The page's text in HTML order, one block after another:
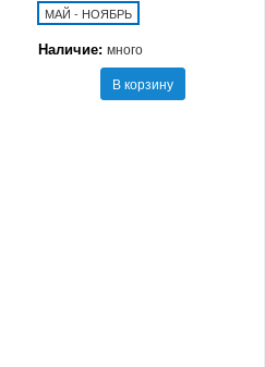
МАЙ - НОЯБРЬ
Наличие: много
В корзину